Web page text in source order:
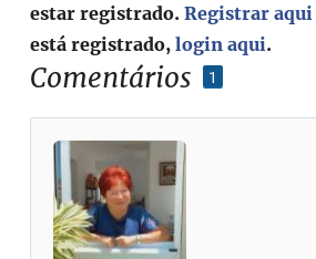
Comentários 1
estar registrado.Registrar aqui
está registrado,login aqui.